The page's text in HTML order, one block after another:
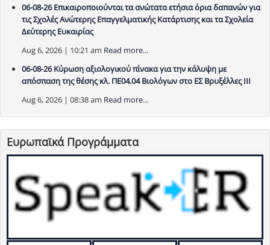
06-08-26 Επικαιροποιούνται τα ανώτατα ετήσια όρια δαπανών για
τις Σχολές Ανώτερης Επαγγελματικής Κατάρτισης και τα Σχολεία
Δεύτερης Ευκαιρίας
Aug 6, 2026 | 10:21 am Read more...
06-08-26 Κύρωση αξιολογικού πίνακα για την κάλυψη με
απόσπαση της θέσης κλ. ΠΕ04.04 Βιολόγων στο ΕΣ Βρυξέλλες ΙΙΙ
Aug 6, 2026 | 08:38 am Read more...
Ευρωπαϊκά Προγράμματα